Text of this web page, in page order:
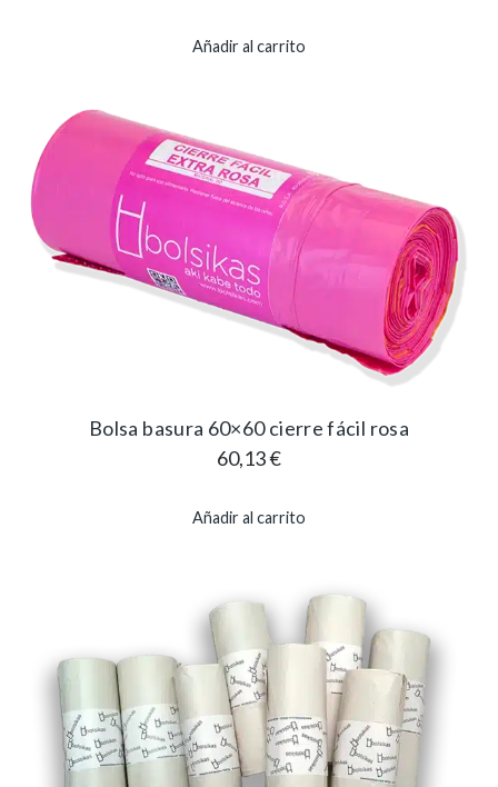
Añadir al carrito
Bolsa basura 60×60 cierre fácil rosa
60,13€
Añadir al carrito